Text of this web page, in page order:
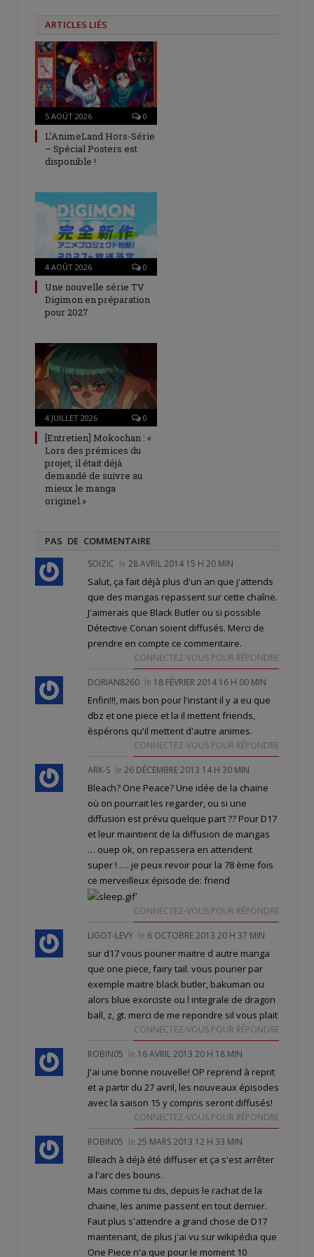
ARTICLES LIÉS
5 AOÛT 2026 0
L’AnimeLand Hors-Série
– Spécial Posters est
disponible !
4 AOÛT 2026 0
Une nouvelle série TV
Digimon en préparation
pour 2027
4 JUILLET 2026 0
[Entretien] Mokochan : «
Lors des prémices du
projet, il était déjà
demandé de suivre au
mieux le manga
originel.»
PAS DE COMMENTAIRE
SOIZIC le 28 AVRIL 2014 15 H 20 MIN
Salut, ça fait déjà plus d'un an que j'attends
que des mangas repassent sur cette chaîne.
J'aimerais que Black Butler ou si possible
Détective Conan soient diffusés. Merci de
prendre en compte ce commentaire.
CONNECTEZ-VOUS POUR RÉPONDRE
DORIAN8260 le 18 FÉVRIER 2014 16 H 00 MIN
Enfin!!!, mais bon pour l'instant il y a eu que
dbz et one piece et la il mettent friends,
èspérons qu'il mettent d'autre animes.
CONNECTEZ-VOUS POUR RÉPONDRE
ARK-S le 26 DÉCEMBRE 2013 14 H 30 MIN
Bleach? One Peace? Une idée de la chaine
où on pourrait les regarder, ou si une
diffusion est prévu quelque part ?? Pour D17
et leur maintient de la diffusion de mangas
… ouep ok, on repassera en attendent
super ! …. je peux revoir pour la 78 ème fois
ce merveilleux épisode de: friend
'
CONNECTEZ-VOUS POUR RÉPONDRE
LIGOT-LEVY le 6 OCTOBRE 2013 20 H 37 MIN
sur d17 vous pourier maitre d autre manga
que one piece, fairy tail. vous pourier par
exemple maitre black butler, bakuman ou
alors blue exorciste ou l integrale de dragon
ball, z, gt. merci de me repondre sil vous plait
CONNECTEZ-VOUS POUR RÉPONDRE
ROBIN05 le 16 AVRIL 2013 20 H 18 MIN
J'ai une bonne nouvelle! OP reprend à reprit
et a partir du 27 avril, les nouveaux épisodes
avec la saison 15 y compris seront diffusés!
CONNECTEZ-VOUS POUR RÉPONDRE
ROBIN05 le 25 MARS 2013 12 H 33 MIN
Bleach à déjà été diffuser et ça s'est arrêter
a l'arc des bouns.
Mais comme tu dis, depuis le rachat de la
chaine, les anime passent en tout dernier.
Faut plus s'attendre a grand chose de D17
maintenant, de plus j'ai vu sur wikipédia que
One Piece n'a que pour le moment 10